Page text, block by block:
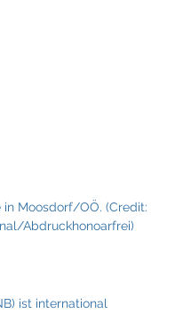
Moosdorf/OÖ. (Credit:
Abdruckhonoarfrei)
ist international